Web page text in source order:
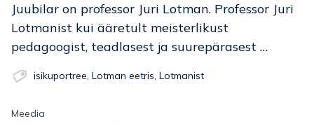
Juubilar on professor Juri Lotman. Professor Juri
Lotmanist kui ääretult meisterlikust
pedagoogist, teadlasest ja suurepärasest …
isikuportree, Lotman eetris, Lotmanist
Meedia